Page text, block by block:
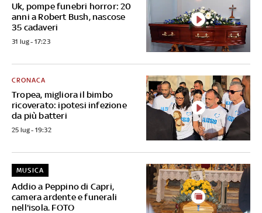
Uk, pompe funebri horror: 20
anni a Robert Bush, nascose
35 cadaveri
31 lug - 17:23
Tropea, migliora il bimbo
ricoverato: ipotesi infezione
da più batteri
CRONACA
25 lug - 19:32
Addio a Peppino di Capri,
camera ardente e funerali
nell'isola. FOTO
MUSICA